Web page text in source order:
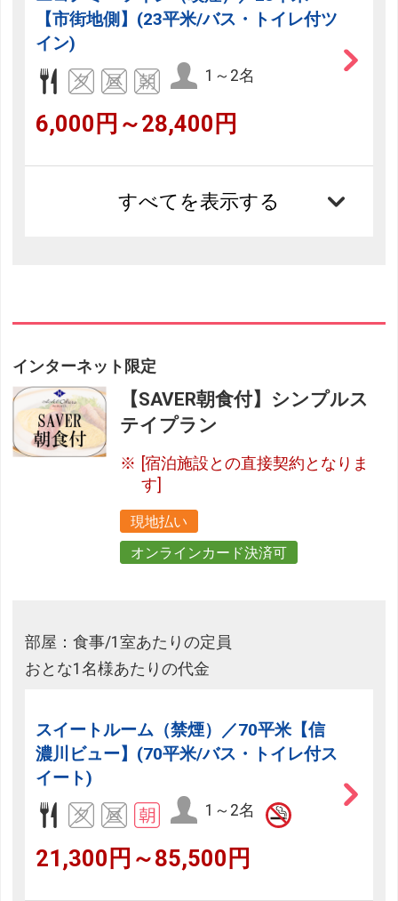
【市街地側】(23平米/バス・トイレ付ツ
イン)
1～2名
6,000円～28,400円
すべてを表示する
インターネット限定
【SAVER朝食付】シンプルス
テイプラン
[宿泊施設との直接契約となりま
す]
現地払い
オンラインカード決済可
部屋：食事/1室あたりの定員
おとな1名様あたりの代金
スイートルーム（禁煙）／70平米【信
濃川ビュー】(70平米/バス・トイレ付ス
イート)
1～2名
21,300円～85,500円